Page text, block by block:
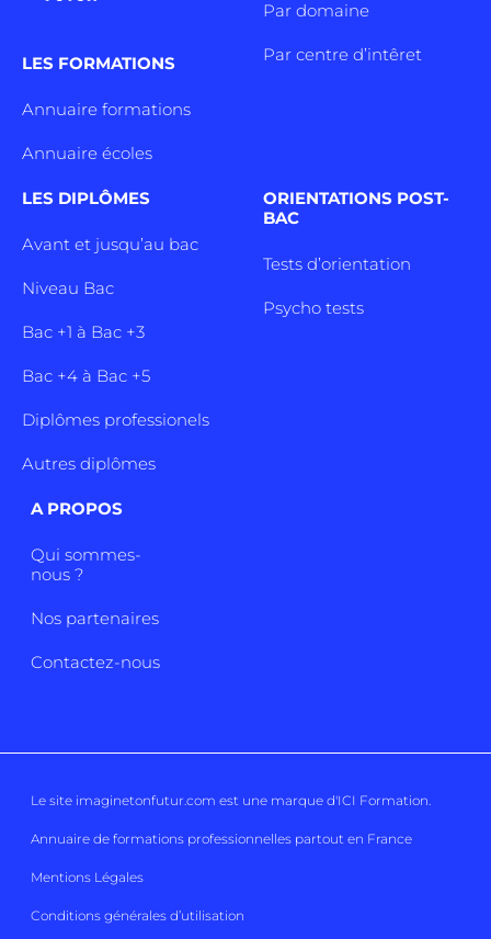
LES FORMATIONS
Annuaire formations
Annuaire écoles
Par domaine
Par centre d’intêret
LES DIPLÔMES
Avant et jusqu’au bac
Niveau Bac
Bac +1 à Bac +3
Bac +4 à Bac +5
Diplômes professionels
Autres diplômes
ORIENTATIONS POST-
BAC
Tests d’orientation
Psycho tests
A PROPOS
Qui sommes-
nous ?
Nos partenaires
Contactez-nous
Le site imaginetonfutur.com est une marque d'ICI Formation.
Annuaire de formations professionnelles partout en France
Mentions Légales
Conditions générales d’utilisation